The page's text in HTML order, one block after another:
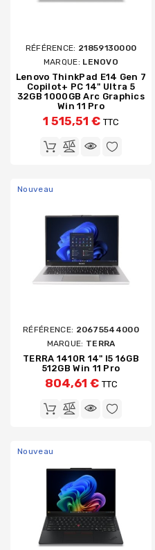
RÉFÉRENCE: 21859130000
MARQUE: LENOVO
Lenovo ThinkPad E14 Gen 7
Copilot+ PC 14" Ultra 5
32GB 1000GB Arc Graphics
Win 11 Pro
1 515,51 € TTC
Nouveau
RÉFÉRENCE: 20675544000
MARQUE: TERRA
TERRA 1410R 14" I5 16GB
512GB Win 11 Pro
804,61 € TTC
Nouveau